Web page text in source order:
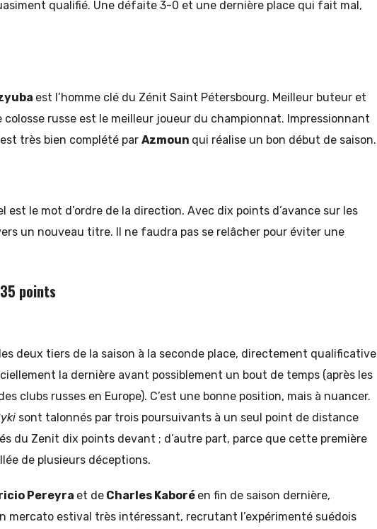
qualifié. Une défaite 3-0 et une dernière place qui fait mal,
est l’homme clé du Zénit Saint Pétersbourg. Meilleur buteur et
colosse russe est le meilleur joueur du championnat. Impressionnant
très bien complété par Azmoun qui réalise un bon début de saison.
est le mot d’ordre de la direction. Avec dix points d’avance sur les
un nouveau titre. Il ne faudra pas se relâcher pour éviter une
points
deux tiers de la saison à la seconde place, directement qualificative
la dernière avant possiblement un bout de temps (après les
clubs russes en Europe). C’est une bonne position, mais à nuancer.
sont talonnés par trois poursuivants à un seul point de distance
du Zenit dix points devant ; d’autre part, parce que cette première
de plusieurs déceptions.
Pereyra et de Charles Kaboré en fin de saison dernière,
mercato estival très intéressant, recrutant l’expérimenté suédois